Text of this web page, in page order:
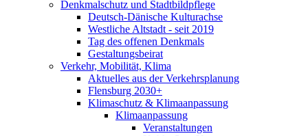
Denkmalschutz und Stadtbildpflege
Deutsch-Dänische Kulturachse
Westliche Altstadt - seit 2019
Tag des offenen Denkmals
Gestaltungsbeirat
Verkehr, Mobilität, Klima
Aktuelles aus der Verkehrsplanung
Flensburg 2030+
Klimaschutz & Klimaanpassung
Klimaanpassung
Veranstaltungen